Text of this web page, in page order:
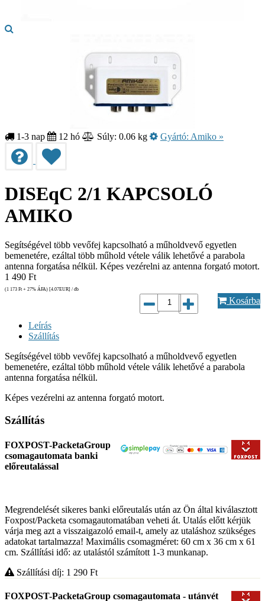
1-3 nap 12 hó Súly: 0.06 kg Gyártó: Amiko »
DISEqC 2/1 KAPCSOLÓ
AMIKO
Segítségével több vevőfej kapcsolható a műholdvevő egyetlen
bemenetére, ezáltal több műhold vétele válik lehetővé a parabola
antenna forgatása nélkül. Képes vezérelni az antenna forgató motort.
1 490 Ft
(1 173 Ft + 27% ÁFA) [4.07EUR] / db
Kosárba
Leírás
Szállítás
Segítségével több vevőfej kapcsolható a műholdvevő egyetlen
bemenetére, ezáltal több műhold vétele válik lehetővé a parabola
antenna forgatása nélkül.
Képes vezérelni az antenna forgató motort.
Szállítás
FOXPOST-PacketaGroup
csomagautomata banki
előreutalással
Megrendelését sikeres banki előreutalás után az Ön által kiválasztott
Foxpost/Packeta csomagautomatában veheti át. Utalás előtt kérjük
várja meg azt a visszaigazoló email-t, amely az utaláshoz szükséges
adatokat tartalmazza! Maximális csomagméret: 60 cm x 36 cm x 61
cm. Szállítási idő: az utalástól számított 1-3 munkanap.
Szállítási díj: 1 290 Ft
FOXPOST-PacketaGroup csomagautomata - utánvét